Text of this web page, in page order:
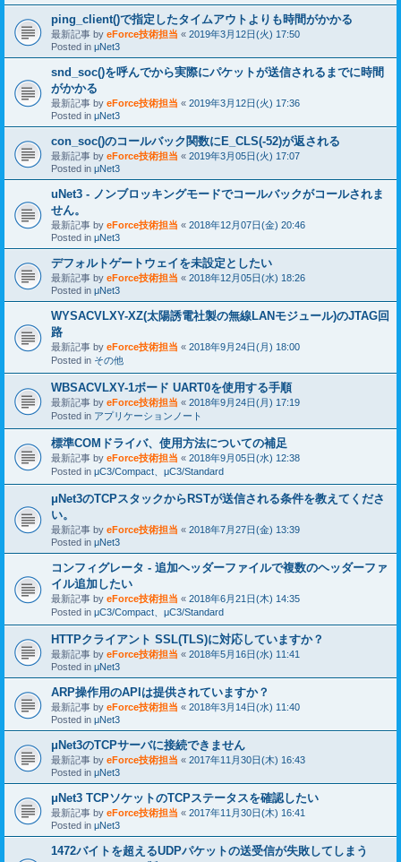
ping_client()で指定したタイムアウトよりも時間がかかる
最新記事 by eForce技術担当 « 2019年3月12日(火) 17:50
Posted in μNet3
snd_soc()を呼んでから実際にパケットが送信されるまでに時間
がかかる
最新記事 by eForce技術担当 « 2019年3月12日(火) 17:36
Posted in μNet3
con_soc()のコールバック関数にE_CLS(-52)が返される
最新記事 by eForce技術担当 « 2019年3月05日(火) 17:07
Posted in μNet3
uNet3 - ノンブロッキングモードでコールバックがコールされま
せん。
最新記事 by eForce技術担当 « 2018年12月07日(金) 20:46
Posted in μNet3
デフォルトゲートウェイを未設定としたい
最新記事 by eForce技術担当 « 2018年12月05日(水) 18:26
Posted in μNet3
WYSACVLXY-XZ(太陽誘電社製の無線LANモジュール)のJTAG回
路
最新記事 by eForce技術担当 « 2018年9月24日(月) 18:00
Posted in その他
WBSACVLXY-1ボード UART0を使用する手順
最新記事 by eForce技術担当 « 2018年9月24日(月) 17:19
Posted in アプリケーションノート
標準COMドライバ、使用方法についての補足
最新記事 by eForce技術担当 « 2018年9月05日(水) 12:38
Posted in μC3/Compact、μC3/Standard
μNet3のTCPスタックからRSTが送信される条件を教えてくださ
い。
最新記事 by eForce技術担当 « 2018年7月27日(金) 13:39
Posted in μNet3
コンフィグレータ - 追加ヘッダーファイルで複数のヘッダーファ
イル追加したい
最新記事 by eForce技術担当 « 2018年6月21日(木) 14:35
Posted in μC3/Compact、μC3/Standard
HTTPクライアント SSL(TLS)に対応していますか？
最新記事 by eForce技術担当 « 2018年5月16日(水) 11:41
Posted in μNet3
ARP操作用のAPIは提供されていますか？
最新記事 by eForce技術担当 « 2018年3月14日(水) 11:40
Posted in μNet3
μNet3のTCPサーバに接続できません
最新記事 by eForce技術担当 « 2017年11月30日(木) 16:43
Posted in μNet3
μNet3 TCPソケットのTCPステータスを確認したい
最新記事 by eForce技術担当 « 2017年11月30日(木) 16:41
Posted in μNet3
1472バイトを超えるUDPパケットの送受信が失敗してしまう